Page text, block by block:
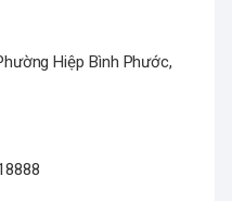
Hiệp Bình Phước,